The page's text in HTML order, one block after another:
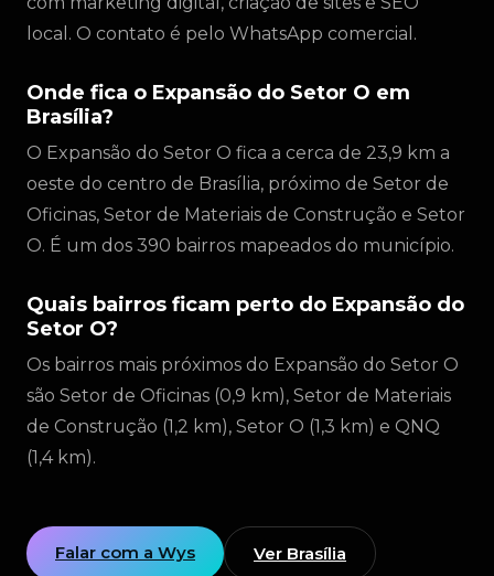
local. O contato é pelo WhatsApp comercial.
Onde fica o Expansão do Setor O em
Brasília?
O Expansão do Setor O fica a cerca de 23,9 km a
oeste do centro de Brasília, próximo de Setor de
Oficinas, Setor de Materiais de Construção e Setor
O. É um dos 390 bairros mapeados do município.
Quais bairros ficam perto do Expansão do
Setor O?
Os bairros mais próximos do Expansão do Setor O
são Setor de Oficinas (0,9 km), Setor de Materiais
de Construção (1,2 km), Setor O (1,3 km) e QNQ
(1,4 km).
Falar com a Wys Ver Brasília